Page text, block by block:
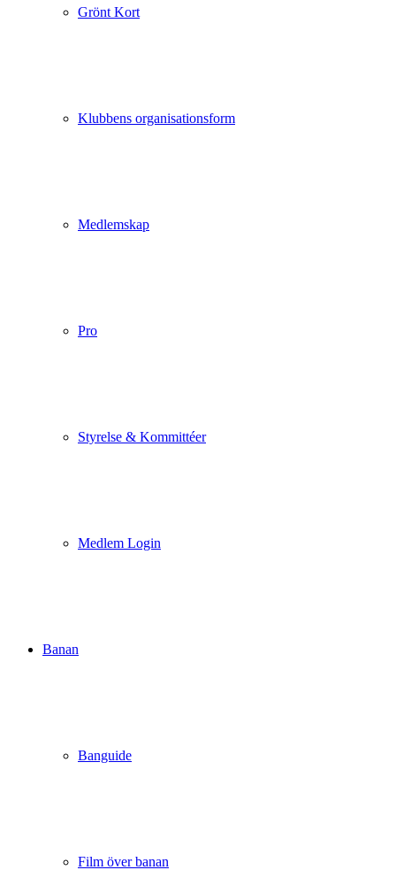
Grönt Kort
Klubbens organisationsform
Medlemskap
Pro
Styrelse & Kommittéer
Medlem Login
Banan
Banguide
Film över banan